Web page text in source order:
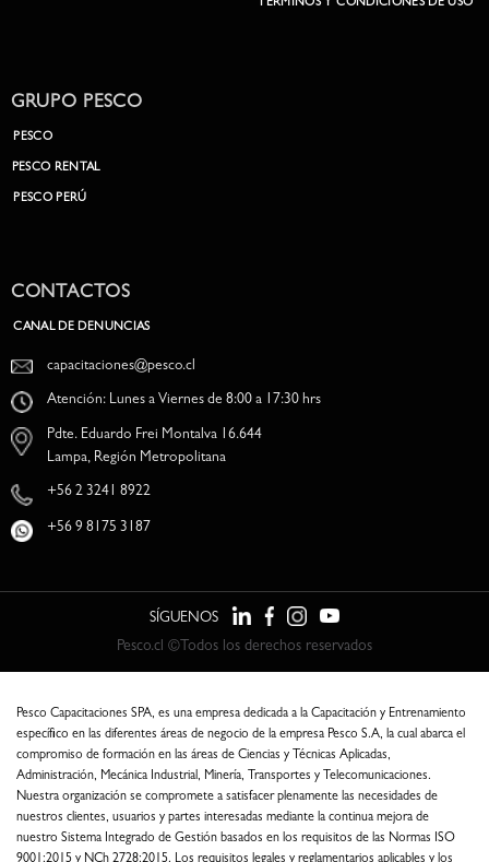
TÉRMINOS Y CONDICIONES DE USO
GRUPO PESCO
PESCO
PESCO RENTAL
PESCO PERÚ
CONTACTOS
CANAL DE DENUNCIAS
capacitaciones@pesco.cl
Atención: Lunes a Viernes de 8:00 a 17:30 hrs
Pdte. Eduardo Frei Montalva 16.644
Lampa, Región Metropolitana
+56 2 3241 8922
+56 9 8175 3187
SÍGUENOS
Pesco.cl ©Todos los derechos reservados
Pesco Capacitaciones SPA, es una empresa dedicada a la Capacitación y Entrenamiento
específico en las diferentes áreas de negocio de la empresa Pesco S.A, la cual abarca el
compromiso de formación en las áreas de Ciencias y Técnicas Aplicadas,
Administración, Mecánica Industrial, Minería, Transportes y Telecomunicaciones.
Nuestra organización se compromete a satisfacer plenamente las necesidades de
nuestros clientes, usuarios y partes interesadas mediante la continua mejora de
nuestro Sistema Integrado de Gestión basados en los requisitos de las Normas ISO